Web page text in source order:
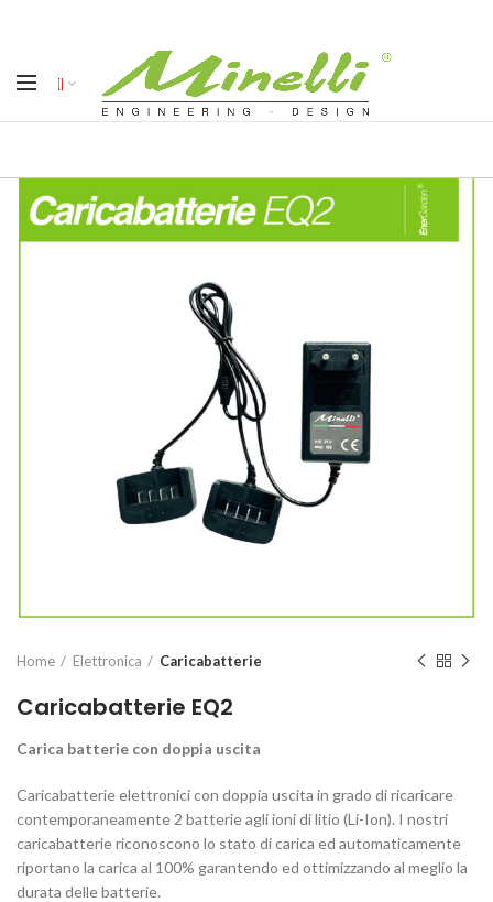
Home Elettronica Caricabatterie
Caricabatterie EQ2
Carica batterie con doppia uscita
Caricabatterie elettronici con doppia uscita in grado di ricaricare
contemporaneamente 2 batterie agli ioni di litio (Li-Ion). I nostri
caricabatterie riconoscono lo stato di carica ed automaticamente
riportano la carica al 100% garantendo ed ottimizzando al meglio la
durata delle batterie.